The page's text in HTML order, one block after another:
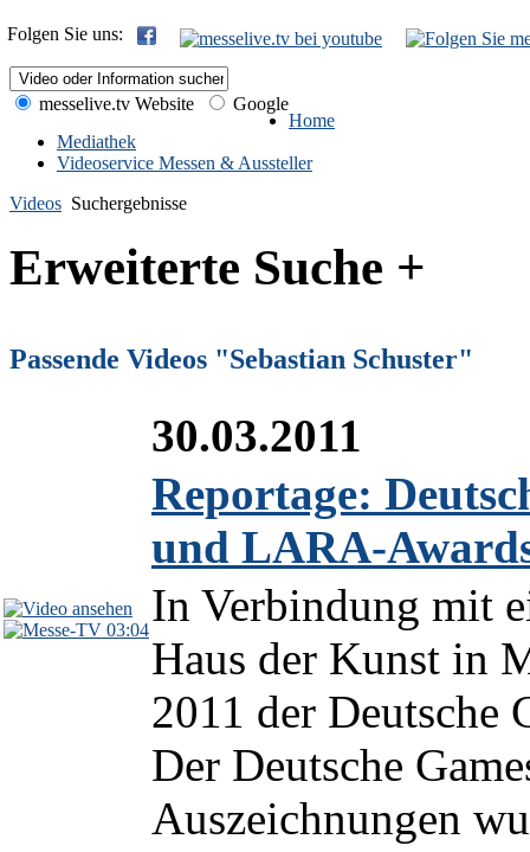
Folgen Sie uns:
messelive.tv Website
Google
Home
Mediathek
Videoservice Messen & Aussteller
Videos Suchergebnisse
Erweiterte Suche +
Passende Videos "Sebastian Schuster"
03:04
30.03.2011
Reportage:
und LARA-
In Verbindung mit
Haus der Kunst in
2011 der Deutsche
Der Deutsche
Auszeichnungen